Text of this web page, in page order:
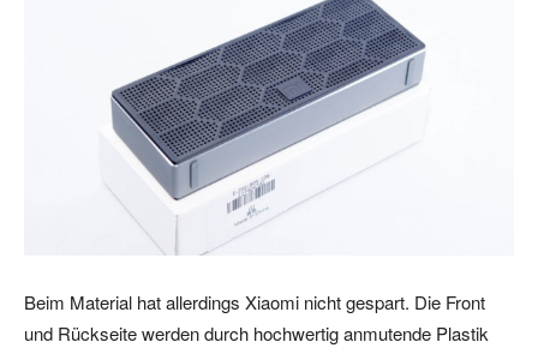
Beim Material hat allerdings Xiaomi nicht gespart. Die Front
und Rückseite werden durch hochwertig anmutende Plastik